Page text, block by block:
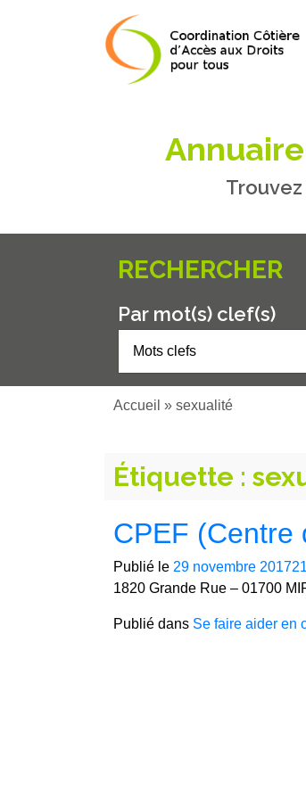
RECHERCHER
Par mot(s) clef(s)
Accueil » sexualité
Étiquette :
CPEF (Centre
Publié le 29 novembre 2017
1820 Grande Rue – 01700
Publié dans Se faire aider en